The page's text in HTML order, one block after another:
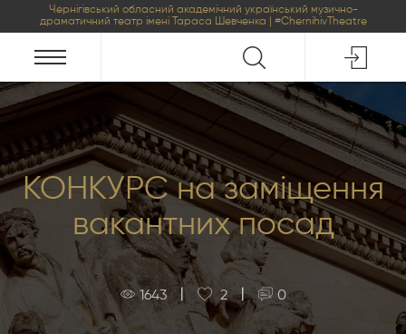
Чернігівський обласний академічний український музично-
драматичний театр імені Тараса Шевченка | #ChernihivTheatre
КОНКУРС на заміщення
вакантних посад
1643 | 2 | 0